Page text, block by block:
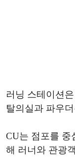
러닝 스테이션
탈의실과 파우
CU는 점포를 중
해 러너와 관광